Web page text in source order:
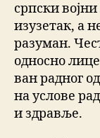
српски
изузетак, а
разуман.
односно
ван радног
на услове
и здравље.